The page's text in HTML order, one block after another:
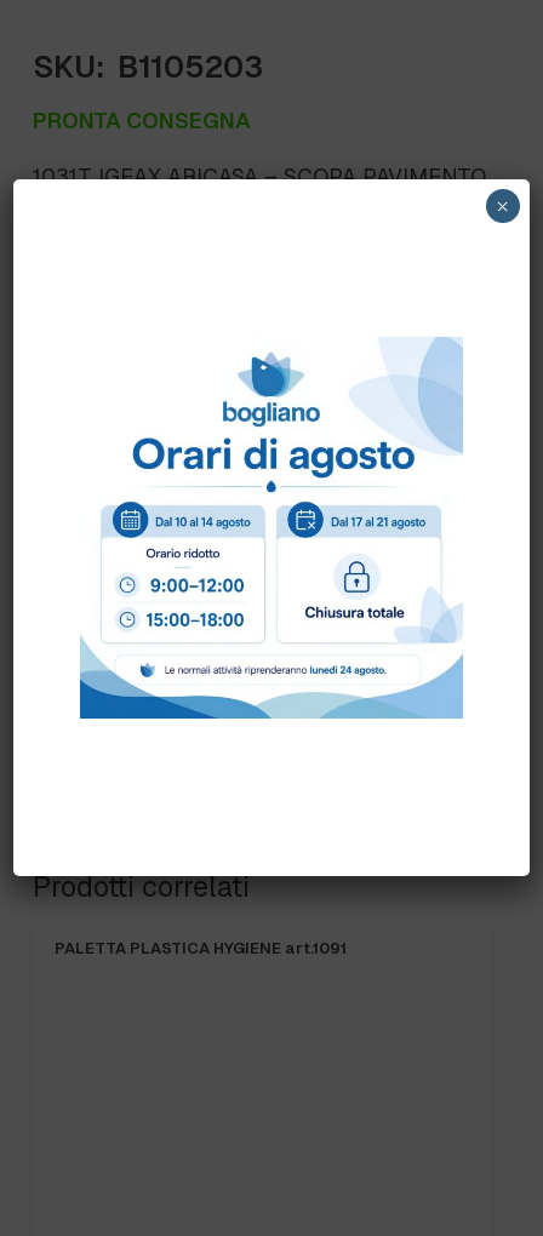
SKU: B1105203
PRONTA CONSEGNA
1031T IGEAX ARICASA – SCOPA PAVIMENTO
Come ordinare?
Puoi ordinare chiamando al 0172 478161oppure
scrivendo una mail a
info@bogliano.it.
Per ogni informazione siamo a disposizione.
COLORE:BIANCO ,BLU GENERICA
,VERDE
Prodotti correlati
PALETTA PLASTICA HYGIENE art.1091
×